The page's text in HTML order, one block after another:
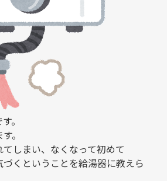
。
。
しまい、なくなって初めて
くということを給湯器に教えら